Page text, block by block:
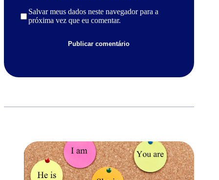
Salvar meus dados neste navegador para a
próxima vez que eu comentar.